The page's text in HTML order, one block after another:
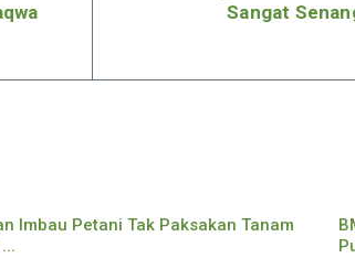
Sangat
Imbau Petani Tak Paksakan Tanam